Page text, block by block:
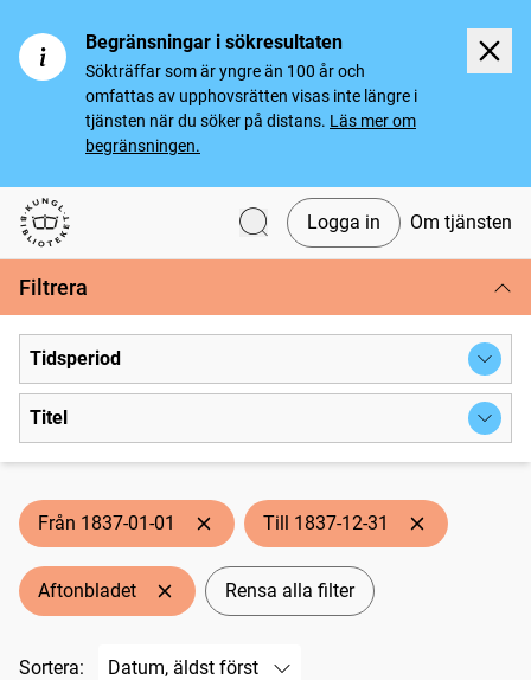
Begränsningar i sökresultaten
Sökträffar som är yngre än 100 år och
omfattas av upphovsrätten visas inte längre i
tjänsten när du söker på distans. Läs mer om
begränsningen.
Svenska tidningar
Logga in Om tjänsten
Filtrera
Tidsperiod
Titel
Från 1837-01-01 Till 1837-12-31
Aftonbladet Rensa alla filter
Sortera: